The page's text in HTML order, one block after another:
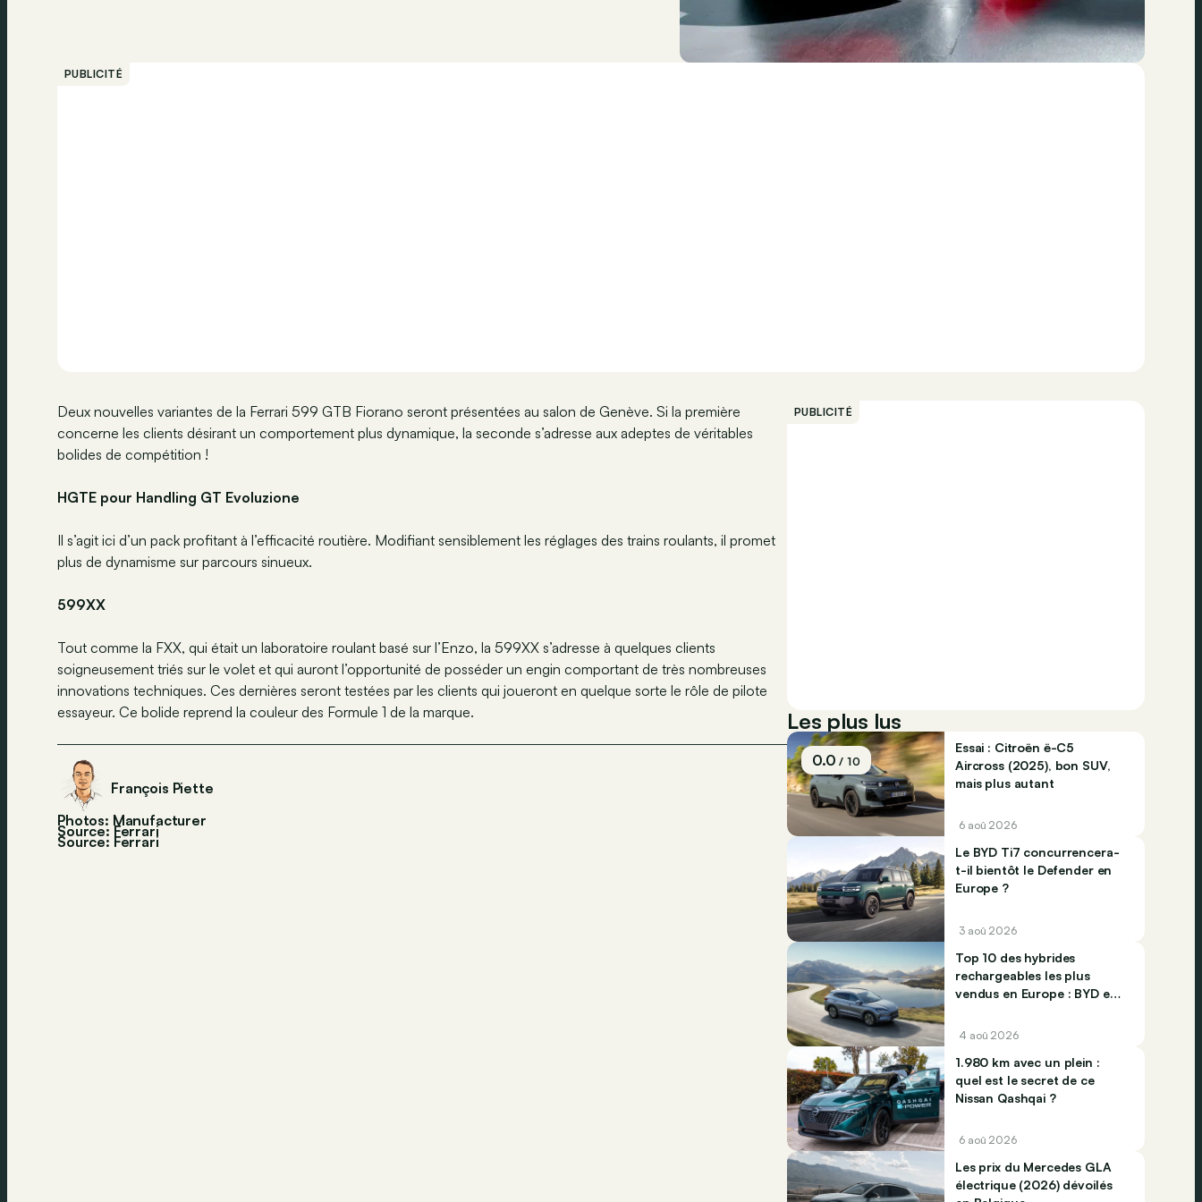
PUBLICITÉ
Deux nouvelles variantes de la Ferrari 599 GTB Fiorano seront présentées au salon de Genève. Si la première
concerne les clients désirant un comportement plus dynamique, la seconde s’adresse aux adeptes de véritables
bolides de compétition !
HGTE pour Handling GT Evoluzione
Il s’agit ici d’un pack profitant à l’efficacité routière. Modifiant sensiblement les réglages des trains roulants, il promet
plus de dynamisme sur parcours sinueux.
599XX
Tout comme la FXX, qui était un laboratoire roulant basé sur l’Enzo, la 599XX s’adresse à quelques clients
soigneusement triés sur le volet et qui auront l’opportunité de posséder un engin comportant de très nombreuses
innovations techniques. Ces dernières seront testées par les clients qui joueront en quelque sorte le rôle de pilote
essayeur. Ce bolide reprend la couleur des Formule 1 de la marque.
François Piette
Photos: Manufacturer
Source: Ferrari
Source: Ferrari
PUBLICITÉ
Les plus lus
0.0/ 10
Essai : Citroën ë-C5
Aircross (2025), bon SUV,
mais plus autant
6 aoû 2026
Le BYD Ti7 concurrencera-
t-il bientôt le Defender en
Europe ?
3 aoû 2026
Top 10 des hybrides
rechargeables les plus
vendus en Europe : BYD et
4 aoû 2026
1.980 km avec un plein :
quel est le secret de ce
Nissan Qashqai ?
6 aoû 2026
Les prix du Mercedes GLA
électrique (2026) dévoilés